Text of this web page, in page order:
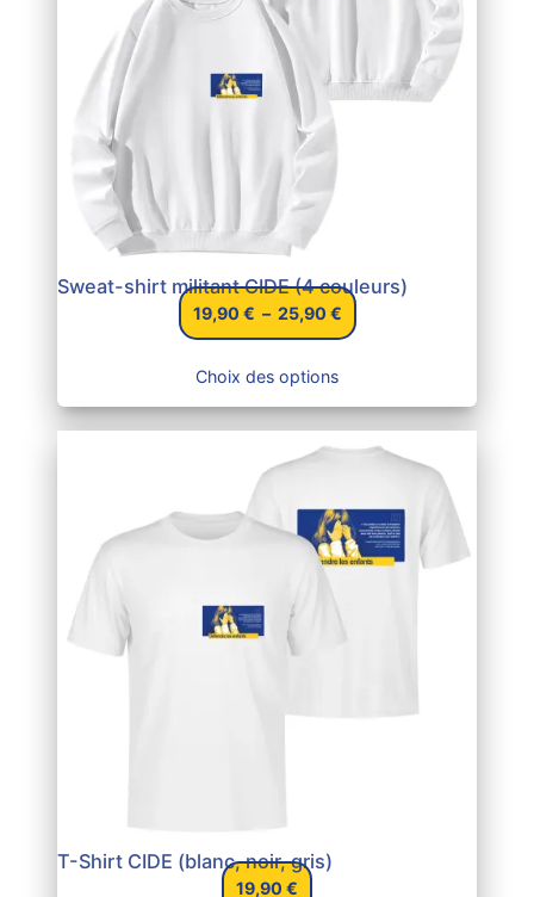
Sweat-shirt militant CIDE (4 couleurs)
19,90 € – 25,90 €Plage
de
à
25,90 €
Choix des options
T-Shirt CIDE (blanc, noir, gris)
19,90 €